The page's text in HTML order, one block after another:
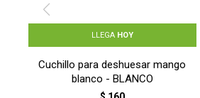
LLEGA HOY
Cuchillo para deshuesar mango
blanco - BLANCO